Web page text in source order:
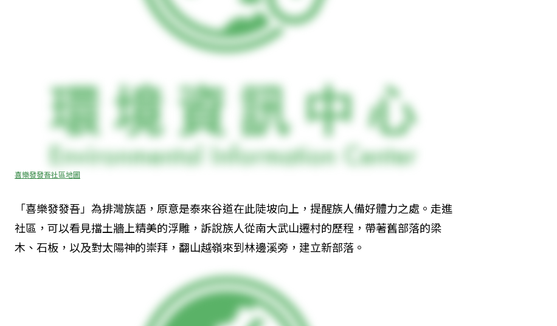
喜樂發發吾社區地圖
「喜樂發發吾」為排灣族語，原意是泰來谷道在此陡坡向上，提醒族人備好體力之處。走進
社區，可以看見擋土牆上精美的浮雕，訴說族人從南大武山遷村的歷程，帶著舊部落的梁
木、石板，以及對太陽神的崇拜，翻山越嶺來到林邊溪旁，建立新部落。